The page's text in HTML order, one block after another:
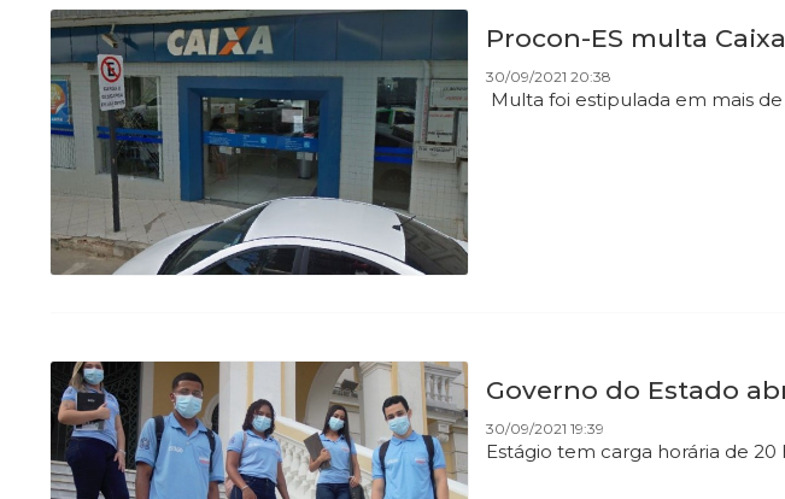
Procon-ES multa
30/09/2021 20:38
Multa foi estipulada em mais de
Governo do Estado
30/09/2021 19:39
Estágio tem carga horária de 20